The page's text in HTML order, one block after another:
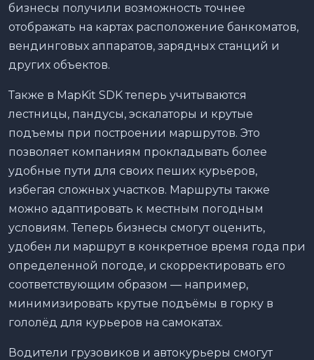
бизнесы получили возможность точнее
отображать на картах расположение банкоматов,
вендинговых аппаратов, зарядных станций и
других объектов.
Также в MapKit SDK теперь учитываются
лестницы, пандусы, эскалаторы и крутые
подъемы при построении маршрутов. Это
позволяет компаниям прокладывать более
удобные пути для своих пеших курьеров,
избегая сложных участков. Маршруты также
можно адаптировать к местным погодным
условиям. Теперь бизнесы смогут оценить,
удобен ли маршрут в конкретное время года при
определенной погоде, и скорректировать его
соответствующим образом — например,
минимизировать крутые подъёмы в горку в
гололёд для курьеров на самокатах.
Водители грузовиков и автокурьеры смогут